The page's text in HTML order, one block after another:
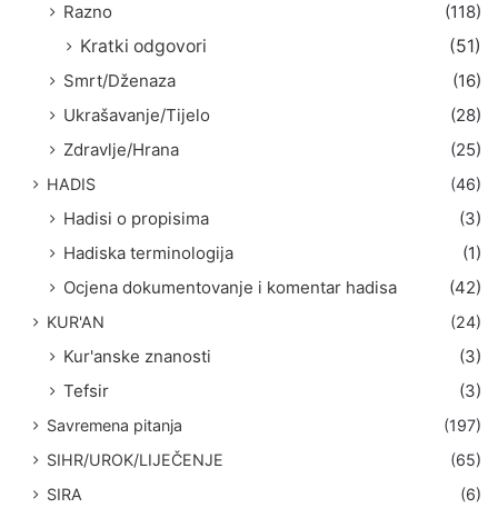
Razno
(118)
Kratki odgovori
(51)
Smrt/Dženaza
(16)
Ukrašavanje/Tijelo
(28)
Zdravlje/Hrana
(25)
HADIS (46)
Hadisi o propisima
(3)
Hadiska terminologija
(1)
Ocjena dokumentovanje i komentar hadisa
(42)
KUR'AN (24)
Kur'anske znanosti
(3)
Tefsir
(3)
Savremena pitanja
(197)
SIHR/UROK/LIJEČENJE
(65)
SIRA
(6)